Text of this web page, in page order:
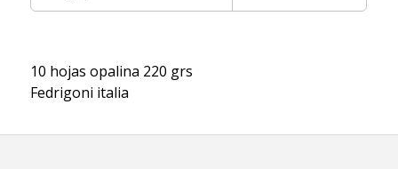
10 hojas opalina 220 grs
Fedrigoni italia